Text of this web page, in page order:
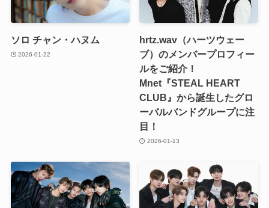
ソロ チャン・ハヌム
2026-01-22
hrtz.wav（ハーツウェー
ブ）のメンバープロフィー
ルをご紹介！
Mnet『STEAL HEART
CLUB』から誕生したグロ
ーバルバンドグループに注
目！
2026-01-13